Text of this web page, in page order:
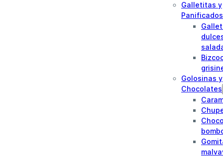
Galletitas y
Panificados
Golosinas y
Chocolates